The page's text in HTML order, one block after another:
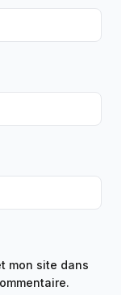
mon site dans